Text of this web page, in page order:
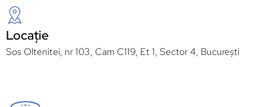
Locație
Sos Oltenitei, nr 103, Cam C119, Et 1, Sector 4, București